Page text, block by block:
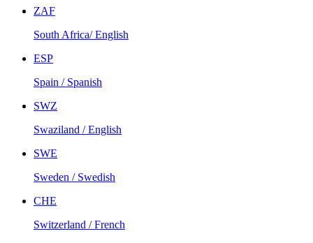
ZAF
South Africa/ English
ESP
Spain / Spanish
SWZ
Swaziland / English
SWE
Sweden / Swedish
CHE
Switzerland / French